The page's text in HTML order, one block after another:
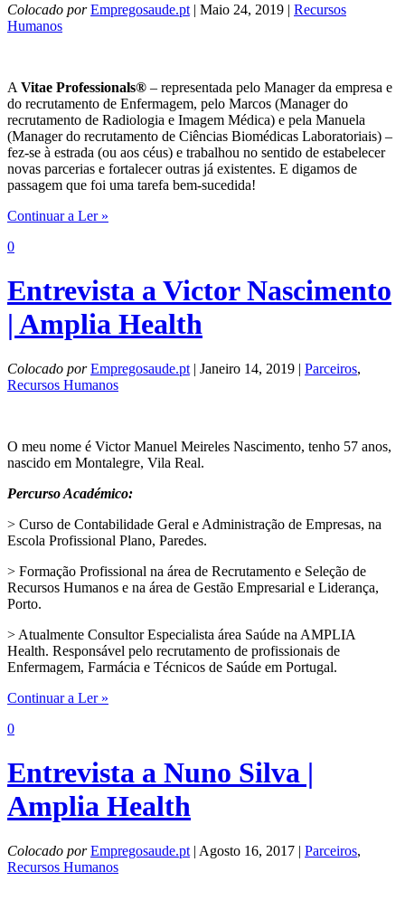
Colocado por Empregosaude.pt | Maio 24, 2019 | Recursos
Humanos
A Vitae Professionals® – representada pelo Manager da empresa e
do recrutamento de Enfermagem, pelo Marcos (Manager do
recrutamento de Radiologia e Imagem Médica) e pela Manuela
(Manager do recrutamento de Ciências Biomédicas Laboratoriais) –
fez-se à estrada (ou aos céus) e trabalhou no sentido de estabelecer
novas parcerias e fortalecer outras já existentes. E digamos de
passagem que foi uma tarefa bem-sucedida!
Continuar a Ler »
0
Entrevista a Victor Nascimento
| Amplia Health
Colocado por Empregosaude.pt | Janeiro 14, 2019 | Parceiros,
Recursos Humanos
O meu nome é Victor Manuel Meireles Nascimento, tenho 57 anos,
nascido em Montalegre, Vila Real.
Percurso Académico:
> Curso de Contabilidade Geral e Administração de Empresas, na
Escola Profissional Plano, Paredes.
> Formação Profissional na área de Recrutamento e Seleção de
Recursos Humanos e na área de Gestão Empresarial e Liderança,
Porto.
> Atualmente Consultor Especialista área Saúde na AMPLIA
Health. Responsável pelo recrutamento de profissionais de
Enfermagem, Farmácia e Técnicos de Saúde em Portugal.
Continuar a Ler »
0
Entrevista a Nuno Silva |
Amplia Health
Colocado por Empregosaude.pt | Agosto 16, 2017 | Parceiros,
Recursos Humanos